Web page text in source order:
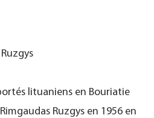
lituaniens en Bouriatie
Ruzgys en 1956 en